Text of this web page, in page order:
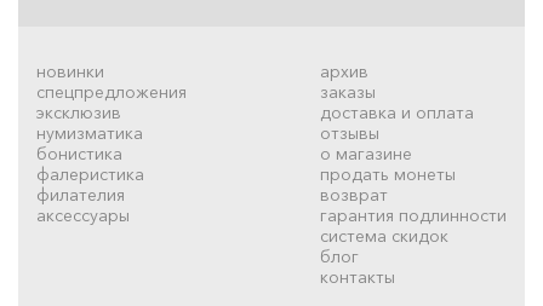
новинки
спецпредложения
эксклюзив
нумизматика
бонистика
фалеристика
филателия
аксессуары
архив
заказы
доставка и оплата
отзывы
о магазине
продать монеты
возврат
гарантия подлинности
система скидок
блог
контакты